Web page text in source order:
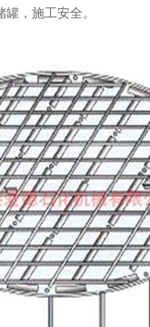
，施工安全。